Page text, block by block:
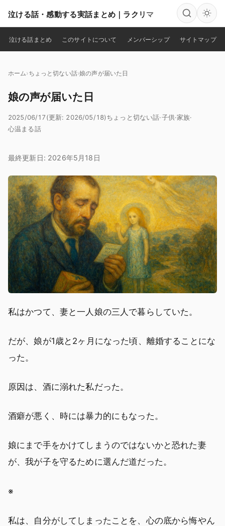
泣ける話・感動する実話まとめ｜ラクリマ
検索
泣ける話まとめ このサイトについて メンバーシップ サイトマップ
ホーム ちょっと切ない話 娘の声が届いた日
娘の声が届いた日
2025/06/17 (更新: 2026/05/18)ちょっと切ない話·子供·家族·
心温まる話
最終更新日: 2026年5月18日
私はかつて、妻と一人娘の三人で暮らしていた。
だが、娘が1歳と2ヶ月になった頃、離婚することにな
った。
原因は、酒に溺れた私だった。
酒癖が悪く、時には暴力的にもなった。
娘にまで手をかけてしまうのではないかと恐れた妻
が、我が子を守るために選んだ道だった。
※
私は、自分がしてしまったことを、心の底から悔やん